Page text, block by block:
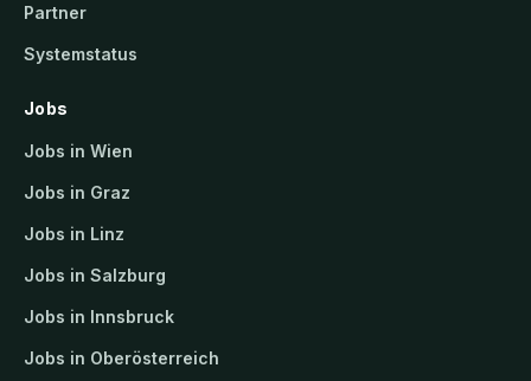
Partner
Systemstatus
Jobs
Jobs in Wien
Jobs in Graz
Jobs in Linz
Jobs in Salzburg
Jobs in Innsbruck
Jobs in Oberösterreich